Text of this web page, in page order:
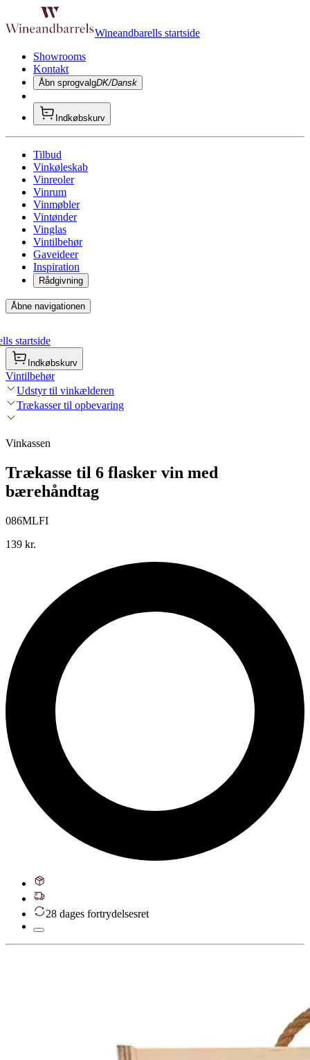
Wineandbarells startside
Showrooms
Kontakt
Åbn sprogvalgDK/Dansk
Indkøbskurv
Tilbud
Vinkøleskab
Vinreoler
Vinrum
Vinmøbler
Vintønder
Vinglas
Vintilbehør
Gaveideer
Inspiration
Rådgivning
Åbne navigationen
startside
Indkøbskurv
Vintilbehør
Udstyr til vinkælderen
Trækasser til opbevaring
Vinkassen
Trækasse til 6 flasker vin med
bærehåndtag
086MLFI
139 kr.
28 dages fortrydelsesret